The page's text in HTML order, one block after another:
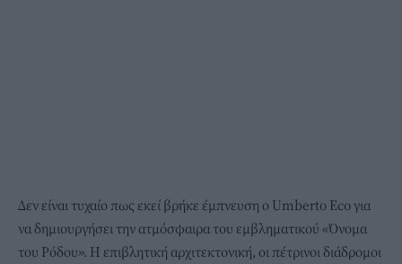
Δεν είναι τυχαίο πως εκεί βρήκε έμπνευση ο Umberto Ecoγια
να δημιουργήσει την ατμόσφαιρα του εμβληματικού «Όνομα
του Ρόδου». Η επιβλητική αρχιτεκτονική, οι πέτρινοι διάδρομοι